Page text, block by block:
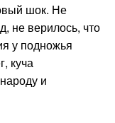
шок. Не
не верилось, что
у подножья
куча
и